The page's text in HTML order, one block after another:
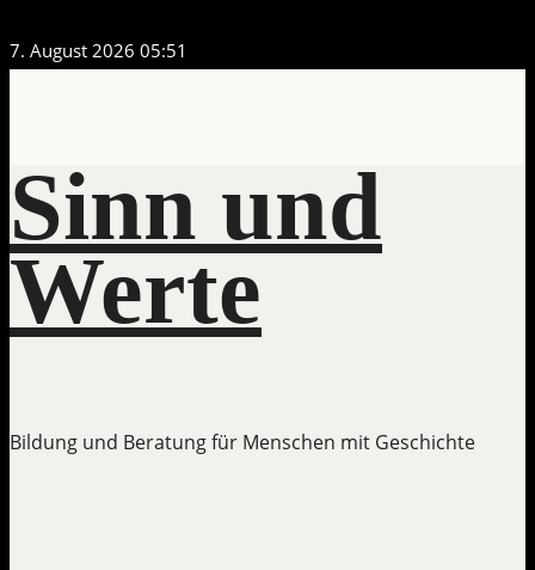
Zum
7. August 2026 05:51
Sinn und
Werte
Bildung und Beratung für Menschen mit Geschichte